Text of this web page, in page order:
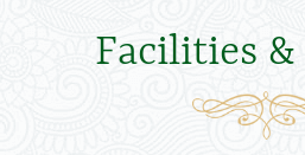
Facilities &